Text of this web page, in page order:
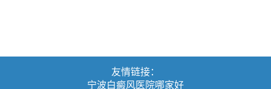
友情链接：
宁波白癜风医院哪家好